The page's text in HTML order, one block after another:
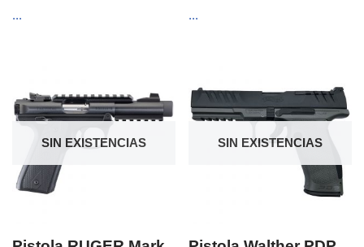
...
...
SIN EXISTENCIAS SIN EXISTENCIAS